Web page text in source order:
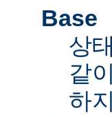
Base
상
같
하